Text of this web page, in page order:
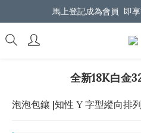
馬上登記成為會員  即
馬上登記成為會員  即
全港免運 歡迎
全新18K白金
泡泡包鑲 |知性 Y 字型縱向排列